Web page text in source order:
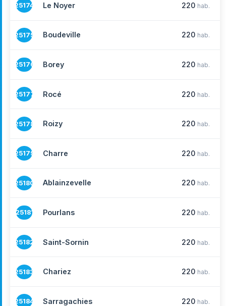
25174 Le Noyer 220 hab.
25175 Boudeville 220 hab.
25176 Borey 220 hab.
25177 Rocé 220 hab.
25178 Roizy 220 hab.
25179 Charre 220 hab.
25180 Ablainzevelle 220 hab.
25181 Pourlans 220 hab.
25182 Saint-Sornin 220 hab.
25183 Chariez 220 hab.
25184 Sarragachies 220 hab.